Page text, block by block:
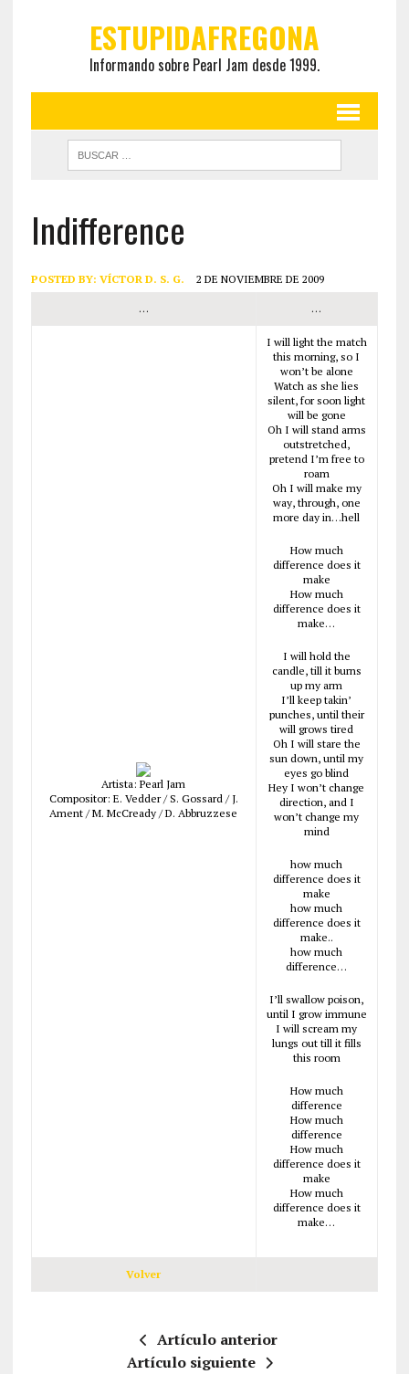
ESTUPIDAFREGONA
Informando sobre Pearl Jam desde 1999.
Indifference
POSTED BY: VÍCTOR D. S. G. 2 DE NOVIEMBRE DE 2009
… …
Artista: Pearl Jam
Compositor: E. Vedder / S. Gossard / J.
Ament / M. McCready / D. Abbruzzese
I will light the match
this morning, so I
won’t be alone
Watch as she lies
silent, for soon light
will be gone
Oh I will stand arms
outstretched,
pretend I’m free to
roam
Oh I will make my
way, through, one
more day in…hell
How much
difference does it
make
How much
difference does it
make…
I will hold the
candle, till it burns
up my arm
I’ll keep takin’
punches, until their
will grows tired
Oh I will stare the
sun down, until my
eyes go blind
Hey I won’t change
direction, and I
won’t change my
mind
how much
difference does it
make
how much
difference does it
make..
how much
difference…
I’ll swallow poison,
until I grow immune
I will scream my
lungs out till it fills
this room
How much
difference
How much
difference
How much
difference does it
make
How much
difference does it
make…
Volver
Artículo anterior
Artículo siguiente